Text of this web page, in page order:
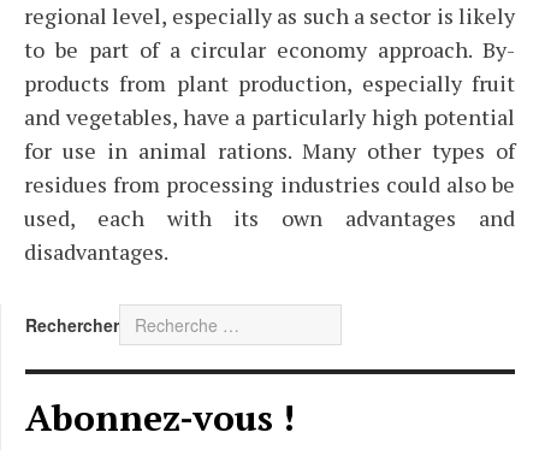
regional level, especially as such a sector is likely
to be part of a circular economy approach. By-
products from plant production, especially fruit
and vegetables, have a particularly high potential
for use in animal rations. Many other types of
residues from processing industries could also be
used, each with its own advantages and
disadvantages.
Rechercher
Abonnez-vous !